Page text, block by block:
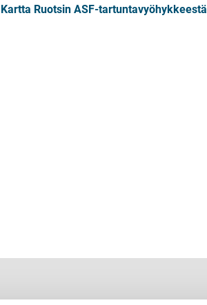
Kartta Ruotsin ASF-tartuntavyöhykkeestä